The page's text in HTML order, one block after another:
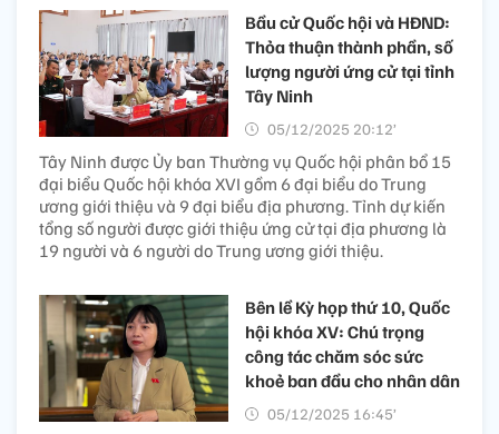
Bầu cử Quốc hội và HĐND:
Thỏa thuận thành phần, số
lượng người ứng cử tại tỉnh
Tây Ninh
05/12/2025 20:12’
Tây Ninh được Ủy ban Thường vụ Quốc hội phân bổ 15
đại biểu Quốc hội khóa XVI gồm 6 đại biểu do Trung
ương giới thiệu và 9 đại biểu địa phương. Tỉnh dự kiến
tổng số người được giới thiệu ứng cử tại địa phương là
19 người và 6 người do Trung ương giới thiệu.
Bên lề Kỳ họp thứ 10, Quốc
hội khóa XV: Chú trọng
công tác chăm sóc sức
khoẻ ban đầu cho nhân dân
05/12/2025 16:45’